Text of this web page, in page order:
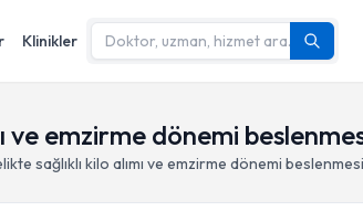
Klinikler
ve emzirme dönemi
sağlıklı kilo alımı ve emzirme dönemi beslenmesi